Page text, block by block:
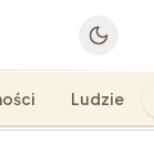
Ludzie